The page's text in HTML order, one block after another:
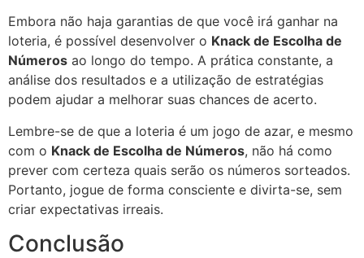
Embora não haja garantias de que você irá ganhar na
loteria, é possível desenvolver o Knack de Escolha de
Números ao longo do tempo. A prática constante, a
análise dos resultados e a utilização de estratégias
podem ajudar a melhorar suas chances de acerto.
Lembre-se de que a loteria é um jogo de azar, e mesmo
com o Knack de Escolha de Números, não há como
prever com certeza quais serão os números sorteados.
Portanto, jogue de forma consciente e divirta-se, sem
criar expectativas irreais.
Conclusão